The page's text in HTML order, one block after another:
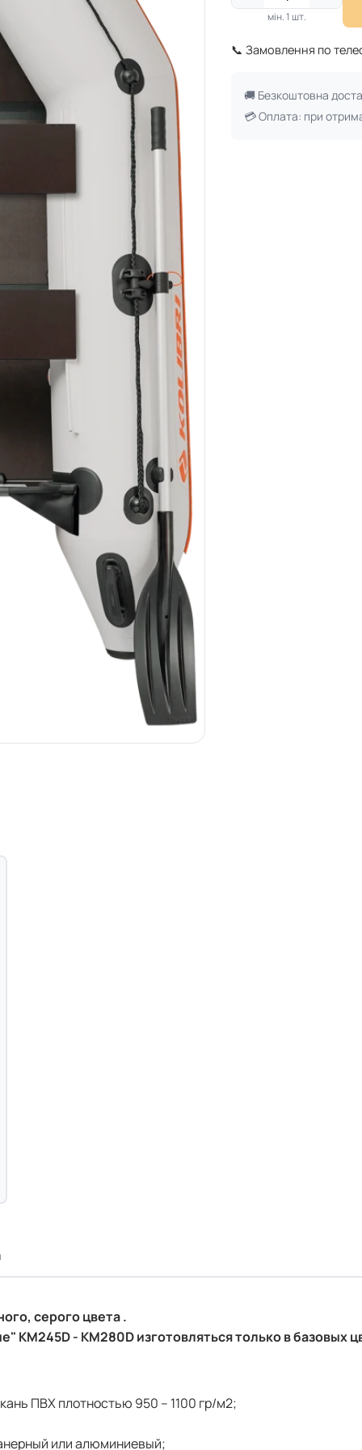
мін. 1 шт.
📞 Замовлення по
🚚 Безкоштовна
💳 Оплата: при
серого цвета .
- KM280D изготовляться только в базовых
ПВХ плотностью 950 – 1100 гр/м2;
или алюминиевый;